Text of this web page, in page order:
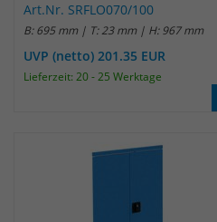
Art.Nr. SRFLO070/100
B: 695 mm | T: 23 mm | H: 967 mm
UVP (netto) 201.35 EUR
Lieferzeit: 20 - 25 Werktage